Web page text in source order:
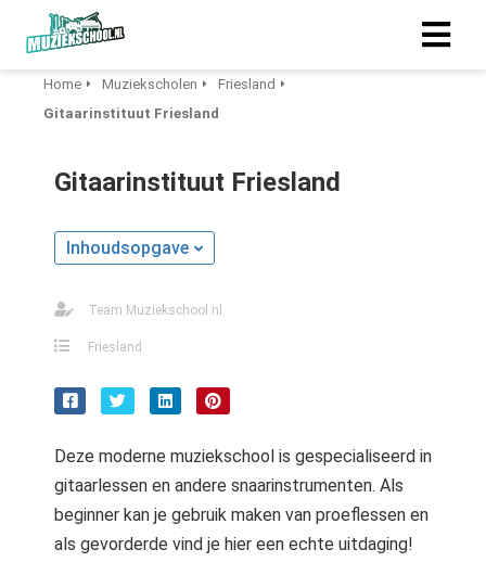
Home Muziekscholen
Friesland
Gitaarinstituut Friesland
Gitaarinstituut Friesland
Inhoudsopgave
Team Muziekschool.nl
Friesland
Deze moderne muziekschool is gespecialiseerd in
gitaarlessen en andere snaarinstrumenten. Als
beginner kan je gebruik maken van proeflessen en
als gevorderde vind je hier een echte uitdaging!